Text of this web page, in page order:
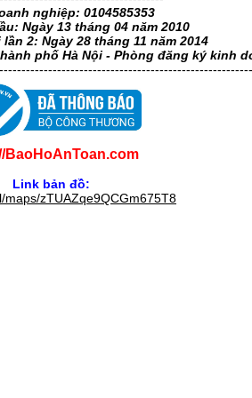
nghiệp: 0104585353
Ngày 13 tháng 04 năm 2010
2: Ngày 28 tháng 11 năm 2014
phố Hà Nội - Phòng đăng ký kinh
BaoHoAnToan.com
Link bản đồ:
maps/zTUAZqe9QCGm675T8